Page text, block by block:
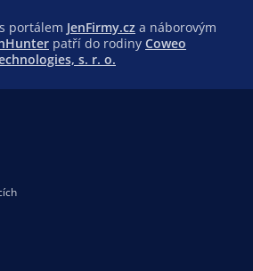
portálem JenFirmy.cz a náborovým
patří do rodiny Coweo
s. r. o.